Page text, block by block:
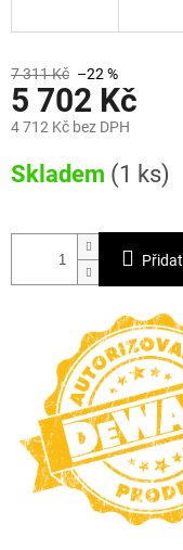
7 311 Kč –22 %
5 702 Kč
4 712 Kč bez DPH
cena:
Skladem (1 ks)